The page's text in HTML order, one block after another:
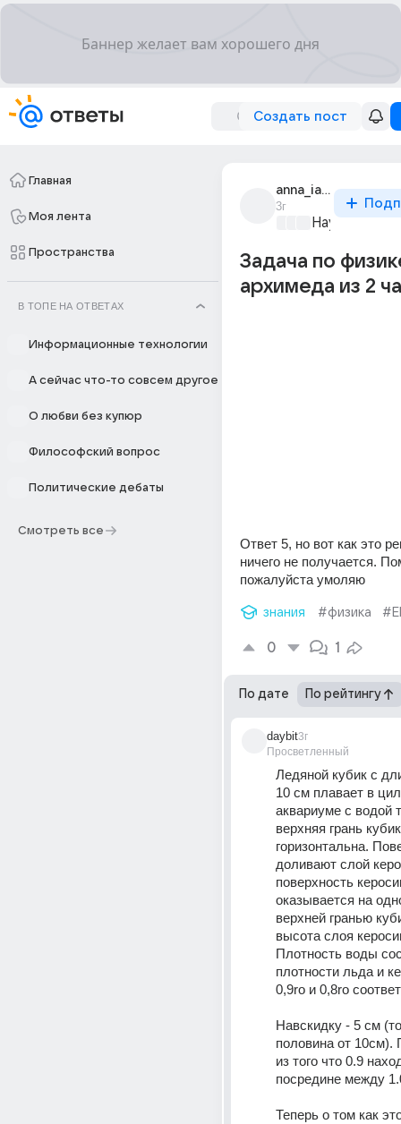
Создать пост
Главная
Моя лента
Пространства
В ТОПЕ НА ОТВЕТАХ
Информационные технологии
А сейчас что-то совсем другое
О любви без купюр
Философский вопрос
Политические дебаты
Смотреть все
anna_iakusheva_308
3г
Наука
Задача по
архимеда из 2
Ответ 5, но вот как это
ничего не получается.
пожалуйста умоляю
знания #физика
0 1
По дате По рейтингу
daybit
Просветленный
3г
Ледяной кубик с
10 см плавает в
аквариуме с водой
верхняя грань
горизонтальна.
доливают слой
поверхность
оказывается на
верхней гранью
высота слоя
Плотность воды
плотности льда и
0,9ro и 0,8ro
Навскидку - 5 см
половина от 10см).
из того что 0.9
посредине между
Теперь о том как